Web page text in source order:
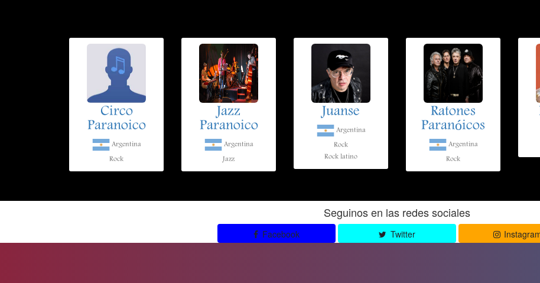
Circo
Paranoico
Argentina
Rock
Jazz
Paranoico
Argentina
Jazz
Juanse
Argentina
Rock
Rock latino
Ratones
Paranóicos
Argentina
Rock
Seguinos en las redes sociales
Facebook Twitter